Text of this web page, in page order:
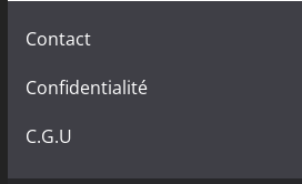
Contact
Confidentialité
C.G.U